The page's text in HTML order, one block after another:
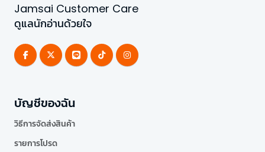
Jamsai Customer Care
ดูแลนักอ่านด้วยใจ
บัญชีของฉัน
วิธีการจัดส่งสินค้า
รายการโปรด